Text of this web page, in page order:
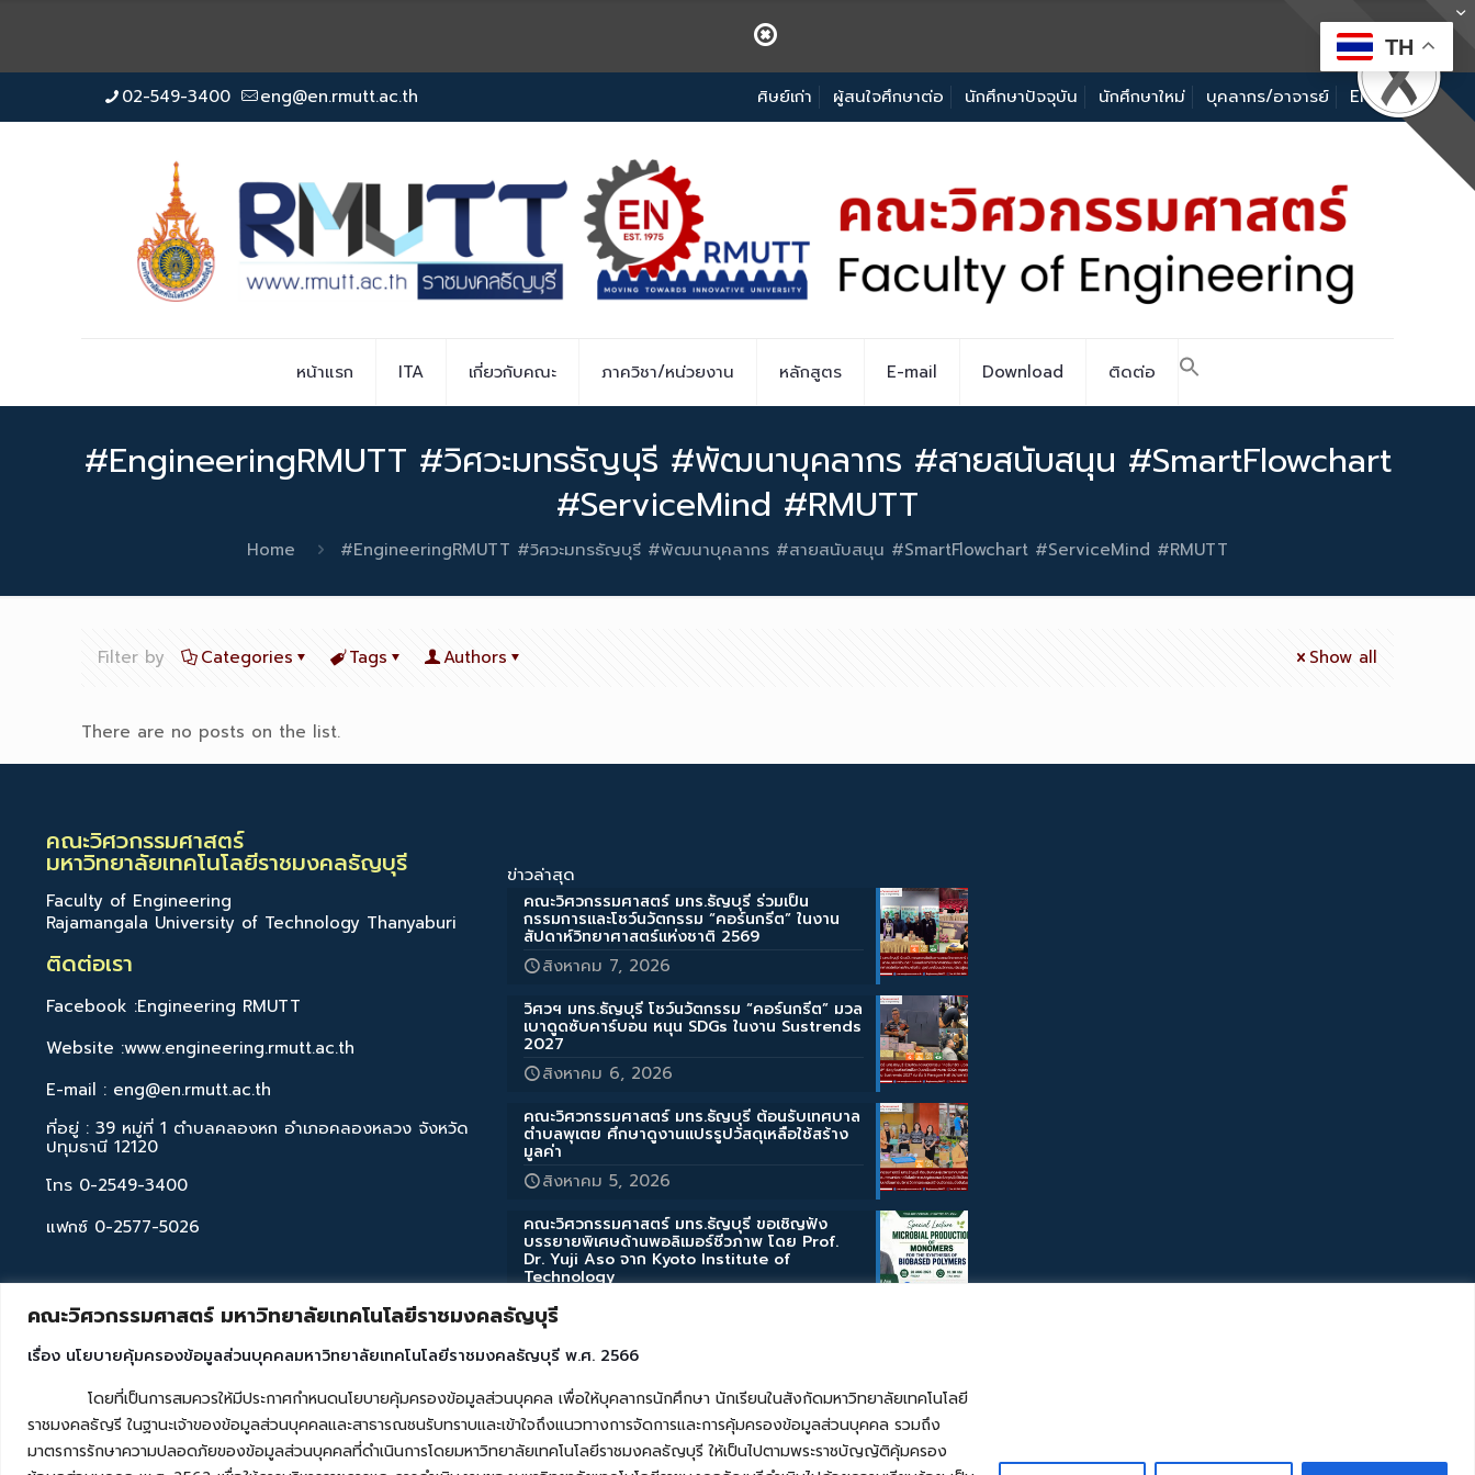
คณะวิศวกรรมศาสตร์ มหาวิทยาลัยเทคโนโลยีราชมงคลธัญบุรี
เรื่อง นโยบายคุ้มครองข้อมูลส่วนบุคคลมหาวิทยาลัยเทคโนโลยีราชมงคลธัญบุรี พ.ศ. 2566
โดยที่เป็นการสมควรให้มีประกาศกำหนดนโยบายคุ้มครองข้อมูลส่วนบุคคล เพื่อให้บุคลากรนักศึกษา นักเรียนในสังกัดมหาวิทยาลัยเทคโนโลยี
ราชมงคลธัญรี ในฐานะเจ้าของข้อมูลส่วนบุคคลและสาธารณชนรับทราบและเข้าใจถึงแนวทางการจัดการและการคุ้มครองข้อมูลส่วนบุคคล รวมถึง
มาตรการรักษาความปลอดภัยของข้อมูลส่วนบุคคลที่ดำเนินการโดยมหาวิทยาลัยเทคโนโลยีราชมงคลธัญบุรี ให้เป็นไปตามพระราชบัญญัติคุ้มครอง
02-549-3400 eng@en.rmutt.ac.th ศิษย์เก่า ผู้สนใจศึกษาต่อ นักศึกษาปัจจุบัน นักศึกษาใหม่ บุคลากร/อาจารย์ EN
หน้าแรก ITA เกี่ยวกับคณะ ภาควิชา/หน่วยงาน หลักสูตร E-mail Download ติดต่อ
#EngineeringRMUTT #วิศวะมทรธัญบุรี #พัฒนาบุคลากร #สายสนับสนุน #SmartFlowchart
#ServiceMind #RMUTT
Home #EngineeringRMUTT #วิศวะมทรธัญบุรี #พัฒนาบุคลากร #สายสนับสนุน #SmartFlowchart #ServiceMind #RMUTT
Filter by Categories Tags Authors Show all
There are no posts on the list.
คณะวิศวกรรมศาสตร์
มหาวิทยาลัยเทคโนโลยีราชมงคลธัญบุรี
Faculty of Engineering
Rajamangala University of Technology Thanyaburi
ติดต่อเรา
Facebook :Engineering RMUTT
Website :www.engineering.rmutt.ac.th
E-mail : eng@en.rmutt.ac.th
ที่อยู่ : 39 หมู่ที่ 1 ตำบลคลองหก อำเภอคลองหลวง จังหวัด
ปทุมธานี 12120
โทร 0-2549-3400
แฟกซ์ 0-2577-5026
ข่าวล่าสุด
คณะวิศวกรรมศาสตร์ มทร.ธัญบุรี ร่วมเป็น
กรรมการและโชว์นวัตกรรม “คอร์นกรีต” ในงาน
สัปดาห์วิทยาศาสตร์แห่งชาติ 2569
สิงหาคม 7, 2026
วิศวฯ มทร.ธัญบุรี โชว์นวัตกรรม “คอร์นกรีต” มวล
เบาดูดซับคาร์บอน หนุน SDGs ในงาน Sustrends
2027
สิงหาคม 6, 2026
คณะวิศวกรรมศาสตร์ มทร.ธัญบุรี ต้อนรับเทศบาล
ตำบลพุเตย ศึกษาดูงานแปรรูปวัสดุเหลือใช้สร้าง
มูลค่า
สิงหาคม 5, 2026
คณะวิศวกรรมศาสตร์ มทร.ธัญบุรี ขอเชิญฟัง
บรรยายพิเศษด้านพอลิเมอร์ชีวภาพ โดย Prof.
Dr. Yuji Aso จาก Kyoto Institute of
Technology
สิงหาคม 3, 2026
คณะวิศวกรรมศาสตร์ มทร.ธัญบุรี ขอเชิญฟัง
บรรยายพิเศษด้านสิ่งแวดล้อมและการเกษตร โดย
Assoc. Prof. Takahashi Katsuyuki จาก Iwate
University
สิงหาคม 3, 2026
TH